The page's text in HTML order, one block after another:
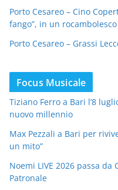
Porto Cesareo – Cino
fango”, in un
Porto Cesareo – Grassi
Focus Musicale
Tiziano Ferro a Bari l’8
nuovo millennio
Max Pezzali a Bari per
un mito”
Noemi LIVE 2026 passa
Patronale